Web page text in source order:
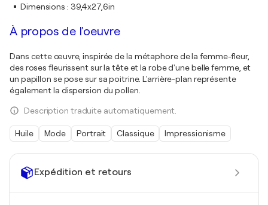
Expédition et retours
Dimensions : 39,4x27,6in
À propos de l'oeuvre
Dans cette œuvre, inspirée de la métaphore de la femme-fleur,
des roses fleurissent sur la tête et la robe d'une belle femme, et
un papillon se pose sur sa poitrine. L'arrière-plan représente
également la dispersion du pollen.
Description traduite automatiquement.
Huile Mode Portrait Classique Impressionisme